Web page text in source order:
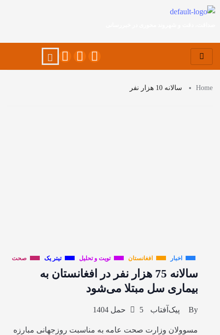
Home سالانه 10 هزار نفر
اخبار افغانستان تویت و تحلیل تیتر یک صحت
سالانه 75 هزار نفر در افغانستان به
بیماری سل مبتلا می‌شود
By پیک‌آفتاب 5 حمل 1404
مسوولان وزارت صحت عامه به مناسبت روزجهانی مبارزه